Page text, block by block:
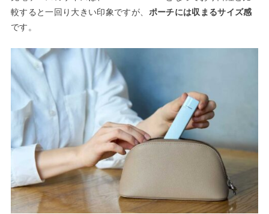
較すると一回り大きい印象ですが、 ポーチには収まるサイズ感
です。